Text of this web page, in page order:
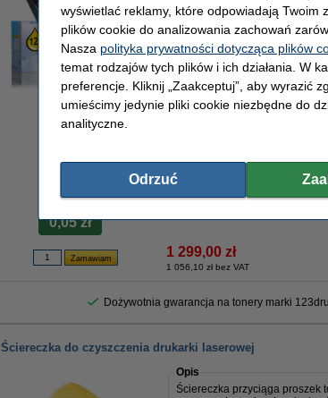
powiększ
1 x HP 220X (W2200X)toner
1 x HP 220X (W2201X)
1 x HP 220X (W2203X) toner
1 x HP 220X (W2202X)toner
Zamiast 1316 zł- płacisz
Oczywiście ze 100% gwarancją.
±
Za stronę
0,05 zł
1 299,00 zł
1 056,10 zł bez VAT
Dożywotnia gwarancja na tonery marki
Ściereczka do czyszczenia drukarki laserowej
Opis
Ściereczka przyciąga proszek
wyświetlać reklamy, które odpowiadają Twoim
plików cookie do analizowania zachowań
Nasza polityka prywatności dotycząca plików
temat rodzajów tych plików i ich działania. W
preferencje. Kliknij „Zaakceptuj”, aby wyrazić
umieścimy jedynie pliki cookie niezbędne do
analityczne.
Odrzuć